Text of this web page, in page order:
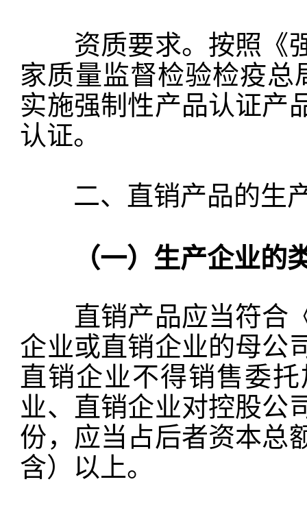
资质要求。按照《强
家质量监督检验检疫总
实施强制性产品认证产
认证。
二、直销产品的生
（一）生产企业的
直销产品应当符合《
企业或直销企业的母公
直销企业不得销售委
业、直销企业对控股公
份，应当占后者资本总
含）以上。